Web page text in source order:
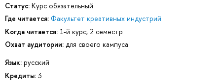
Статус: Курс обязательный
Где читается: Факультет креативных индустрий
Когда читается: 1-й курс, 2 семестр
Охват аудитории: для своего кампуса
Язык: русский
Кредиты: 3